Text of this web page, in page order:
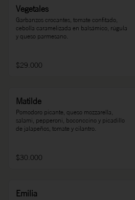
Vegetales
Garbanzos crocantes, tomate confitado,
cebolla caramelizada en balsámico, rúgula
y queso parmesano.
$29.000
Matilde
Pomodoro picante, queso mozzarella,
salami, pepperoni, boconccino y picadillo
de jalapeños, tomate y cilantro.
$30.000
Emilia